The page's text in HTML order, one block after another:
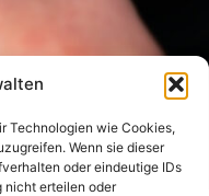
Technologien wie Cookies,
Wenn sie dieser
oder eindeutige IDs
nicht erteilen oder